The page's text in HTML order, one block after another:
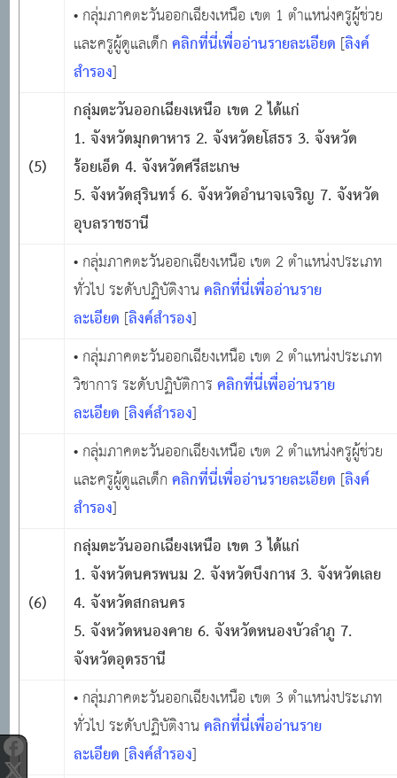
• กลุ่มภาคตะวันออกเฉียงเหนือ เขต 1 ตำแหน่งครูผู้ช่วย
และครูผู้ดูแลเด็กคลิกที่นี่เพื่ออ่านรายละเอียด [ลิงค์
สำรอง]
(5)
กลุ่มตะวันออกเฉียงเหนือ เขต2 ได้แก่
1. จังหวัดมุกดาหาร 2. จังหวัดยโสธร 3. จังหวัด
ร้อยเอ็ด 4. จังหวัดศรีสะเกษ
5. จังหวัดสุรินทร์ 6. จังหวัดอำนาจเจริญ 7. จังหวัด
อุบลราชธานี
• กลุ่มภาคตะวันออกเฉียงเหนือ เขต 2 ตำแหน่งประเภท
ทั่วไป ระดับปฏิบัติงานคลิกที่นี่เพื่ออ่านราย
ละเอียด [ลิงค์สำรอง]
• กลุ่มภาคตะวันออกเฉียงเหนือ เขต 2 ตำแหน่งประเภท
วิชาการ ระดับปฏิบัติการคลิกที่นี่เพื่ออ่านราย
ละเอียด [ลิงค์สำรอง]
• กลุ่มภาคตะวันออกเฉียงเหนือ เขต 2 ตำแหน่งครูผู้ช่วย
และครูผู้ดูแลเด็กคลิกที่นี่เพื่ออ่านรายละเอียด [ลิงค์
สำรอง]
(6)
กลุ่มตะวันออกเฉียงเหนือ เขต 3 ได้แก่
1. จังหวัดนครพนม 2. จังหวัดบึงกาฬ 3. จังหวัดเลย
4. จังหวัดสกลนคร
5. จังหวัดหนองคาย 6. จังหวัดหนองบัวลำภู 7.
จังหวัดอุดรธานี
• กลุ่มภาคตะวันออกเฉียงเหนือ เขต 3 ตำแหน่งประเภท
ทั่วไป ระดับปฏิบัติงานคลิกที่นี่เพื่ออ่านราย
ละเอียด [ลิงค์สำรอง]